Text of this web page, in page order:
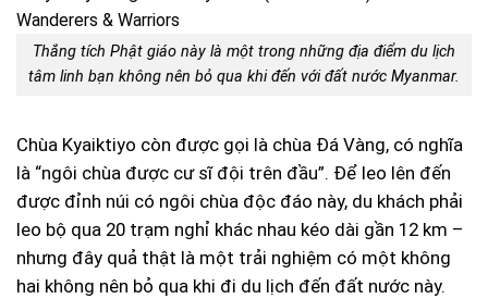
Thắng tích Phật giáo này là một trong những địa điểm du lịch
tâm linh bạn không nên bỏ qua khi đến với đất nước Myanmar.
Chùa Kyaiktiyo còn được gọi là chùa Đá Vàng, có nghĩa
là “ngôi chùa được cư sĩ đội trên đầu”. Để leo lên đến
được đỉnh núi có ngôi chùa độc đáo này, du khách phải
leo bộ qua 20 trạm nghỉ khác nhau kéo dài gần 12 km –
nhưng đây quả thật là một trải nghiệm có một không
hai không nên bỏ qua khi đi du lịch đến đất nước này.